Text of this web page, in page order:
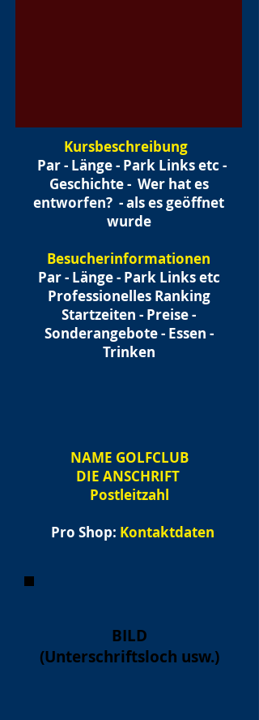
Kursbeschreibung
Par - Länge - Park Links etc -
Geschichte - Wer hat es
entworfen? - als es geöffnet
wurde
Besucherinformationen
Par - Länge - Park Links etc
Professionelles Ranking
Startzeiten - Preise -
Sonderangebote - Essen -
Trinken
NAME GOLFCLUB
DIE ANSCHRIFT
Postleitzahl
Pro Shop: Kontaktdaten
BILD
(Unterschriftsloch usw.)